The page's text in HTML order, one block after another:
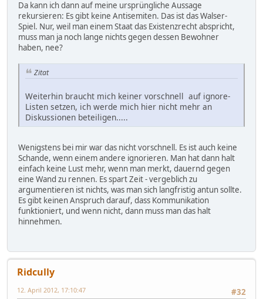
Da kann ich dann auf meine ursprüngliche Aussage
rekursieren: Es gibt keine Antisemiten. Das ist das Walser-
Spiel. Nur, weil man einem Staat das Existenzrecht abspricht,
muss man ja noch lange nichts gegen dessen Bewohner
haben, nee?
Zitat
Weiterhin braucht mich keiner vorschnell auf ignore-
Listen setzen, ich werde mich hier nicht mehr an
Diskussionen beteiligen.....
Wenigstens bei mir war das nicht vorschnell. Es ist auch keine
Schande, wenn einem andere ignorieren. Man hat dann halt
einfach keine Lust mehr, wenn man merkt, dauernd gegen
eine Wand zu rennen. Es spart Zeit - vergeblich zu
argumentieren ist nichts, was man sich langfristig antun sollte.
Es gibt keinen Anspruch darauf, dass Kommunikation
funktioniert, und wenn nicht, dann muss man das halt
hinnehmen.
Ridcully
#32
12. April 2012, 17:10:47